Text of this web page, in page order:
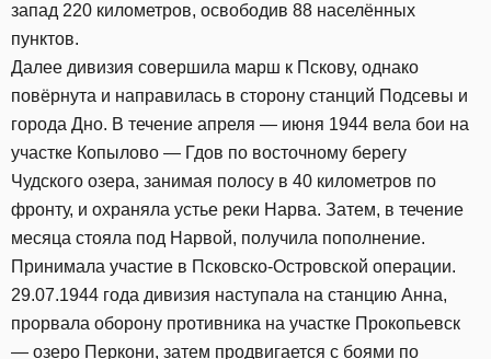
запад 220 километров, освободив 88 населённых
пунктов.
Далее дивизия совершила марш к Пскову, однако
повёрнута и направилась в сторону станций Подсевы и
города Дно. В течение апреля — июня 1944 вела бои на
участке Копылово — Гдов по восточному берегу
Чудского озера, занимая полосу в 40 километров по
фронту, и охраняла устье реки Нарва. Затем, в течение
месяца стояла под Нарвой, получила пополнение.
Принимала участие в Псковско-Островской операции.
29.07.1944 года дивизия наступала на станцию Анна,
прорвала оборону противника на участке Прокопьевск
— озеро Перкони, затем продвигается с боями по